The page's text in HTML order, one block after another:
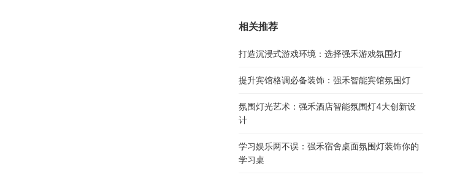
相关推荐
打造沉浸式游戏环境：选择强禾游戏氛围灯
提升宾馆格调必备装饰：强禾智能宾馆氛围灯
氛围灯光艺术：强禾酒店智能氛围灯4大创新设
计
学习娱乐两不误：强禾宿舍桌面氛围灯装饰你的
学习桌